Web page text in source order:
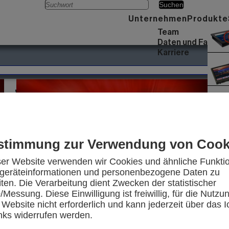
zur Verwendung von
Website verwenden wir Cookies und ähnliche
und personenbezogene Daten zu
Die Verarbeitung dient Zwecken der statistischer
Messung. Diese Einwilligung ist freiwillig, für die
nicht erforderlich und kann jederzeit über das
widerrufen werden.
Unternehmen
Team
Daten und Fakten
Karriere
Produkte
JAHRESRÜCKBLICK 2021
Touch-Panels von ELECTRONIC
ASSEMBLY - Für jeden Zweck den